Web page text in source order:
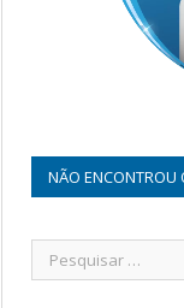
NÃO ENCONTROU